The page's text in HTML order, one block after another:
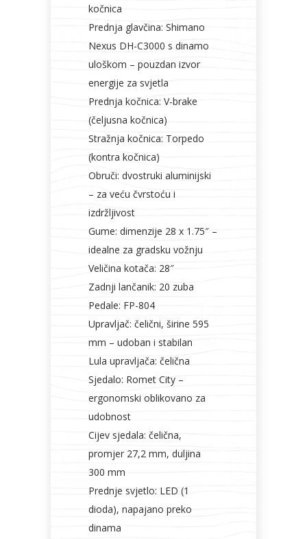
kočnica
Prednja glavčina: Shimano
Nexus DH-C3000 s dinamo
uloškom – pouzdan izvor
energije za svjetla
Prednja kočnica: V-brake
(čeljusna kočnica)
Stražnja kočnica: Torpedo
(kontra kočnica)
Obruči: dvostruki aluminijski
– za veću čvrstoću i
izdržljivost
Gume: dimenzije 28 x 1.75″ –
idealne za gradsku vožnju
Veličina kotača: 28″
Zadnji lančanik: 20 zuba
Pedale: FP-804
Upravljač: čelični, širine 595
mm – udoban i stabilan
Lula upravljača: čelična
Sjedalo: Romet City –
ergonomski oblikovano za
udobnost
Cijev sjedala: čelična,
promjer 27,2 mm, duljina
300 mm
Prednje svjetlo: LED (1
dioda), napajano preko
dinama